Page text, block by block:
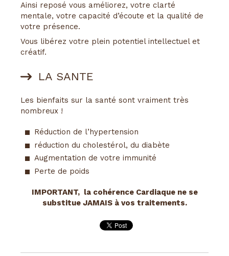
Ainsi reposé vous améliorez, votre clarté
mentale, votre capacité d’écoute et la qualité de
votre présence.
Vous libérez votre plein potentiel intellectuel et
créatif.
LA SANTE
Les bienfaits sur la santé sont vraiment très
nombreux !
Réduction de l’hypertension
réduction du cholestérol, du diabète
Augmentation de votre immunité
Perte de poids
IMPORTANT, la cohérence Cardiaque ne se
substitue JAMAIS à vos traitements.